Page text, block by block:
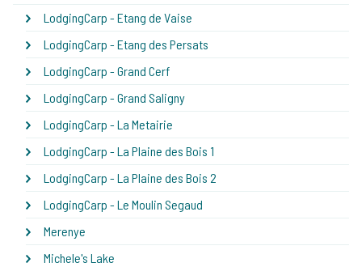
LodgingCarp - Etang de Vaise
LodgingCarp - Etang des Persats
LodgingCarp - Grand Cerf
LodgingCarp - Grand Saligny
LodgingCarp - La Metairie
LodgingCarp - La Plaine des Bois 1
LodgingCarp - La Plaine des Bois 2
LodgingCarp - Le Moulin Segaud
Merenye
Michele's Lake